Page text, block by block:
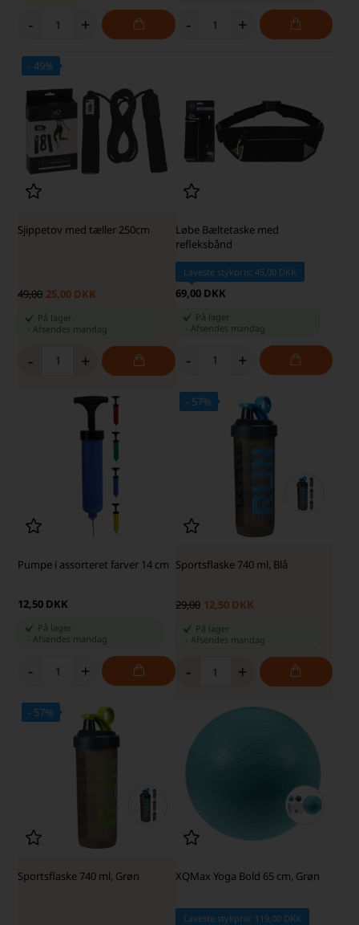
- + - +
- 49%
Sjippetov med tæller 250cm
49,00 25,00 DKK
På lager
Afsendes mandag
- +
Løbe Bæltetaske med
refleksbånd
Laveste stykpris: 45,00 DKK
69,00 DKK
På lager
Afsendes mandag
- +
Pumpe i assorteret farver 14 cm
12,50 DKK
På lager
-Afsendes mandag
- +
- 57%
Sportsflaske 740 ml, Blå
29,00 12,50 DKK
På lager
Afsendes mandag
- +
- 57%
Sportsflaske 740 ml, Grøn XQMax Yoga Bold 65 cm, Grøn
Laveste stykpris: 119,00 DKK